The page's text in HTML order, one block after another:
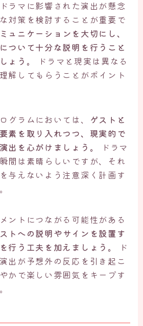
ラマに影響された演出が懸念
対策を検討することが重要で
ュニケーションを大切にし、
ついて十分な説明を行うこと
ょう。
ドラマと現実は異なる
解してもらうことがポイント
グラムにおいては、 ゲストと
素を取り入れつつ、現実的で
出を心がけましょう。
ドラマ
間は素晴らしいですが、それ
与えないよう注意深く計画す
ントにつながる可能性がある
トへの説明やサインを設置す
行う工夫を加えましょう。
ド
出が予想外の反応を引き起こ
かで楽しい雰囲気をキープす